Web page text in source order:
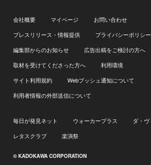
会社概要 マイページ
お問い合わせ
プレスリリース・情報提供
プライバシーポリシー
編集部からのお知らせ
広告出稿をご検討の方へ
取材を受けてくださった方へ
利用環境
サイト利用規約
Webプッシュ通知について
利用者情報の外部送信について
毎日が発見ネット ウォーカープラス
ダ・
レタスクラブ
楽演祭
© KADOKAWA CORPORATION